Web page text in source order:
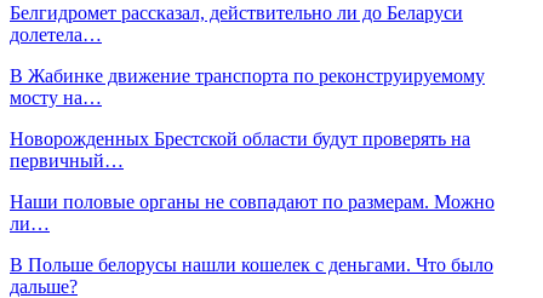
Белгидромет рассказал, действительно ли до Беларуси
долетела…
В Жабинке движение транспорта по реконструируемому
мосту на…
Новорожденных Брестской области будут проверять на
первичный…
Наши половые органы не совпадают по размерам. Можно
ли…
В Польше белорусы нашли кошелек с деньгами. Что было
дальше?